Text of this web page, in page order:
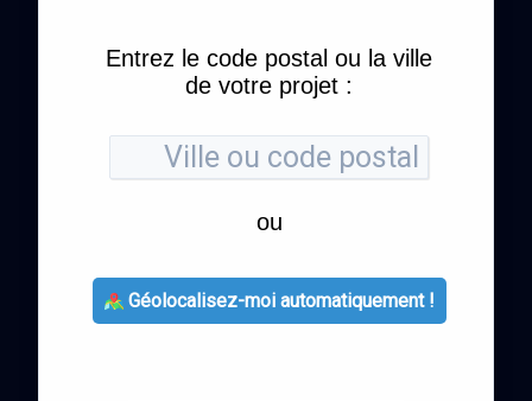
Entrez le code postal ou la ville
de votre projet :
ou
Géolocalisez-moi automatiquement !